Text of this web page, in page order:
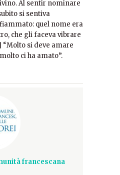
Al sentir nominare
si sentiva
quel nome era
che gli faceva vibrare
si deve amare
ci ha amato”.
francescana